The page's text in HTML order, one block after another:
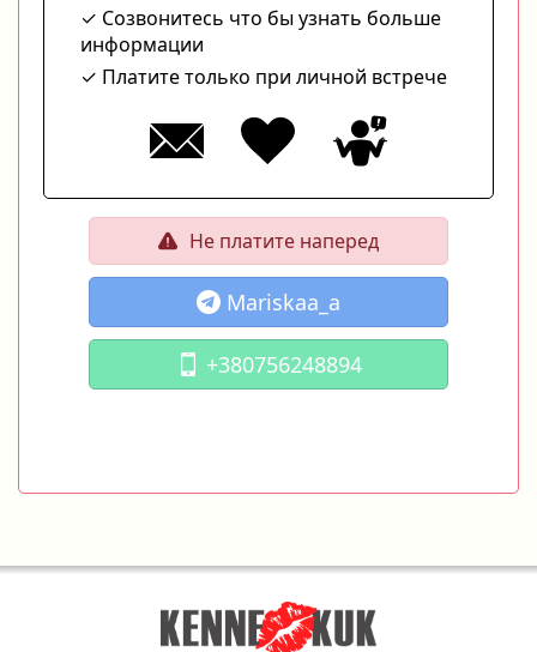
Созвонитесь что бы узнать больше
информации
Платите только при личной встрече
Не платите наперед
Mariskaa_a
+380756248894